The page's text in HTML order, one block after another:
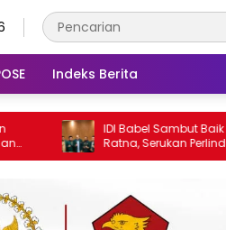
Indeks Berita
Sambut Baik Vonis Bebas dr.
Serukan Perlindungan Hukum
dan Tenaga Kesehatan